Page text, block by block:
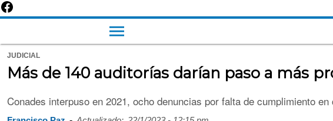
JUDICIAL
Más de 140 auditorías darían paso a más
Conades interpuso en 2021, ocho denuncias por falta de cumplimiento